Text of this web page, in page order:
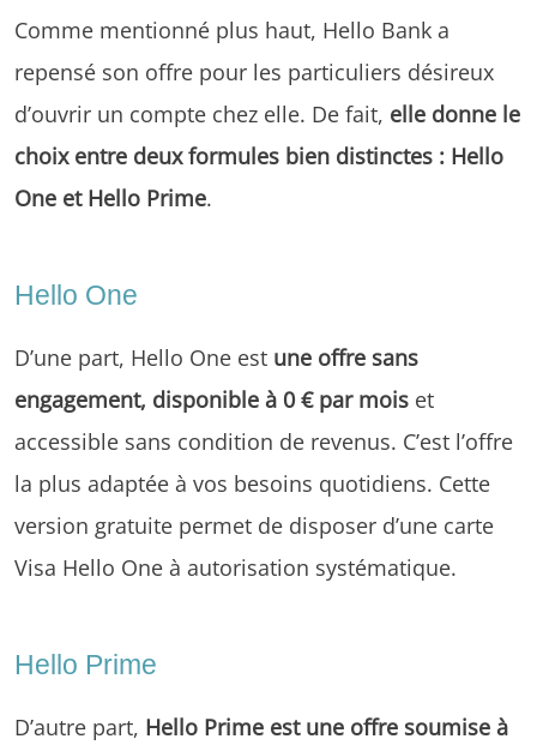
Comme mentionné plus haut, Hello Bank a
repensé son offre pour les particuliers désireux
d’ouvrir un compte chez elle. De fait, elle donne le
choix entre deux formules bien distinctes : Hello
One et Hello Prime.
Hello One
D’une part, Hello One est une offre sans
engagement, disponible à 0 € par mois et
accessible sans condition de revenus. C’est l’offre
la plus adaptée à vos besoins quotidiens. Cette
version gratuite permet de disposer d’une carte
Visa Hello One à autorisation systématique.
Hello Prime
D’autre part, Hello Prime est une offre soumise à